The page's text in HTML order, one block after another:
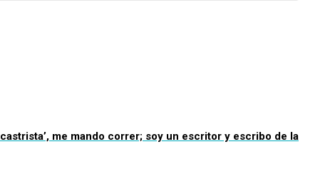
me mando correr; soy un escritor y escribo de la